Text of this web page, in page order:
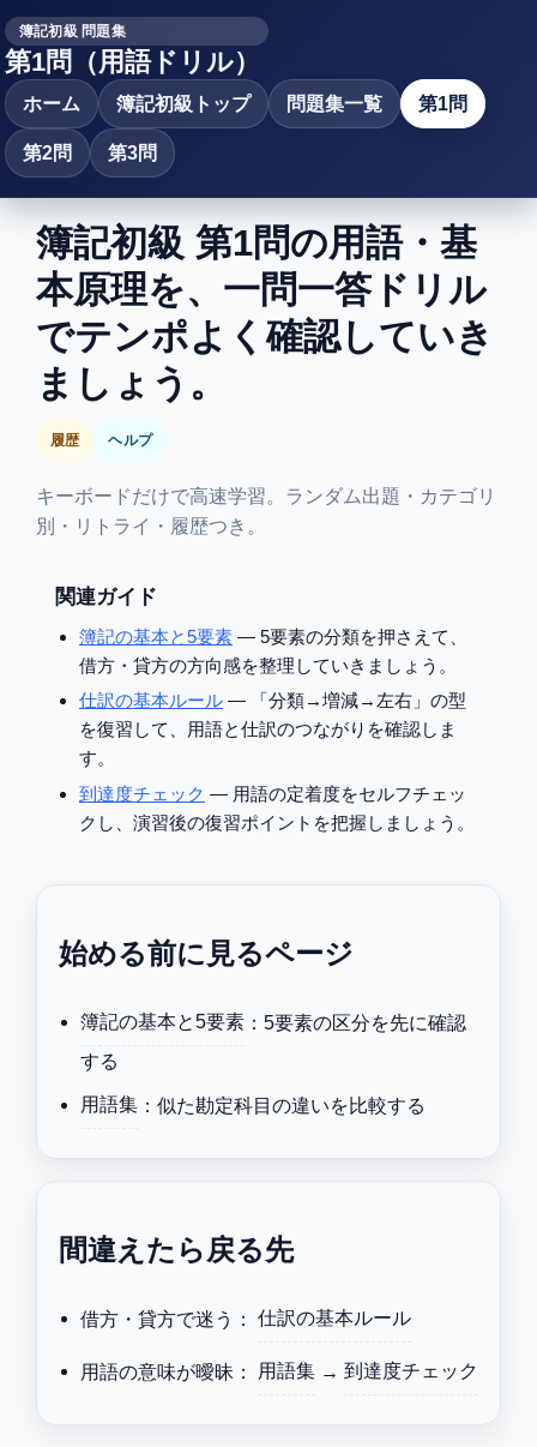
簿記初級 問題集
第1問（用語ドリル）
ホーム 簿記初級トップ 問題集一覧 第1問
第2問 第3問
簿記初級 第1問の用語・基
本原理を、一問一答ドリル
でテンポよく確認していき
ましょう。
履歴 ヘルプ
キーボードだけで高速学習。ランダム出題・カテゴリ
別・リトライ・履歴つき。
関連ガイド
簿記の基本と5要素 — 5要素の分類を押さえて、
借方・貸方の方向感を整理していきましょう。
仕訳の基本ルール — 「分類→増減→左右」の型
を復習して、用語と仕訳のつながりを確認しま
す。
到達度チェック — 用語の定着度をセルフチェッ
クし、演習後の復習ポイントを把握しましょう。
始める前に見るページ
簿記の基本と5要素 ：5要素の区分を先に確認
する
用語集 ：似た勘定科目の違いを比較する
間違えたら戻る先
借方・貸方で迷う： 仕訳の基本ルール
用語の意味が曖昧： 用語集 → 到達度チェック